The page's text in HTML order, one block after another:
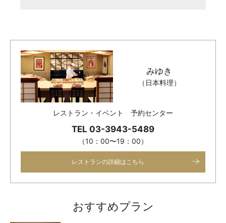
みゆき
（日本料理）
レストラン・イベント 予約センター
TEL 03-3943-5489
（10：00〜19：00）
レストランの詳細はこちら
おすすめプラン